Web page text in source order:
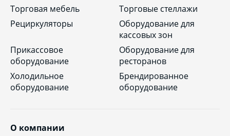
Торговая мебель
Торговые стеллажи
Рециркуляторы
Оборудование для
кассовых зон
Прикассовое
оборудование
Оборудование для
ресторанов
Холодильное
оборудование
Брендированное
оборудование
О компании